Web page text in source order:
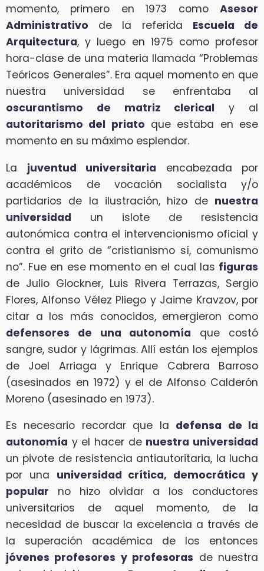
momento, primero en 1973 como Asesor
Administrativo de la referida Escuela de
Arquitectura, y luego en 1975 como profesor
hora-clase de una materia llamada “Problemas
Teóricos Generales”. Era aquel momento en que
nuestra universidad se enfrentaba al
oscurantismo de matriz clerical y al
autoritarismo del priato que estaba en ese
momento en su máximo esplendor.
La juventud universitaria encabezada por
académicos de vocación socialista y/o
partidarios de la ilustración, hizo de nuestra
universidad un islote de resistencia
autonómica contra el intervencionismo oficial y
contra el grito de “cristianismo sí, comunismo
no”. Fue en ese momento en el cual las figuras
de Julio Glockner, Luis Rivera Terrazas, Sergio
Flores, Alfonso Vélez Pliego y Jaime Kravzov, por
citar a los más conocidos, emergieron como
defensores de una autonomía que costó
sangre, sudor y lágrimas. Allí están los ejemplos
de Joel Arriaga y Enrique Cabrera Barroso
(asesinados en 1972) y el de Alfonso Calderón
Moreno (asesinado en 1973).
Es necesario recordar que la defensa de la
autonomía y el hacer de nuestra universidad
un pivote de resistencia antiautoritaria, la lucha
por una universidad crítica, democrática y
popular no hizo olvidar a los conductores
universitarios de aquel momento, de la
necesidad de buscar la excelencia a través de
la superación académica de los entonces
jóvenes profesores y profesoras de nuestra